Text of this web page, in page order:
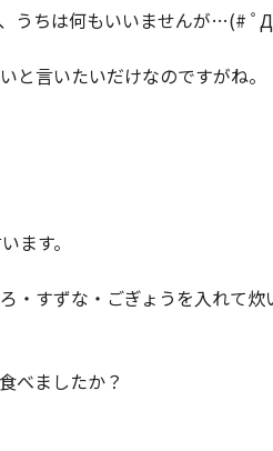
うちは何もいいませんが…(# ﾟ
と言いたいだけなのですがね。
ます。
・すずな・ごぎょうを入れて炊
べましたか？